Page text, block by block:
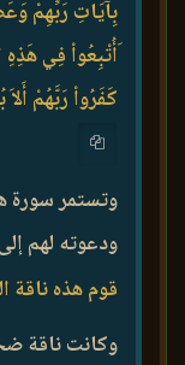
بِآيَاتِ رَبِّهِمْ
َأُتْبِعُواْ فِي هَذِهِ
كَفَرُواْ رَبَّهُمْ
وتستمر
ودعوته لهم
قوم هذه ناقة
وكانت ناقة